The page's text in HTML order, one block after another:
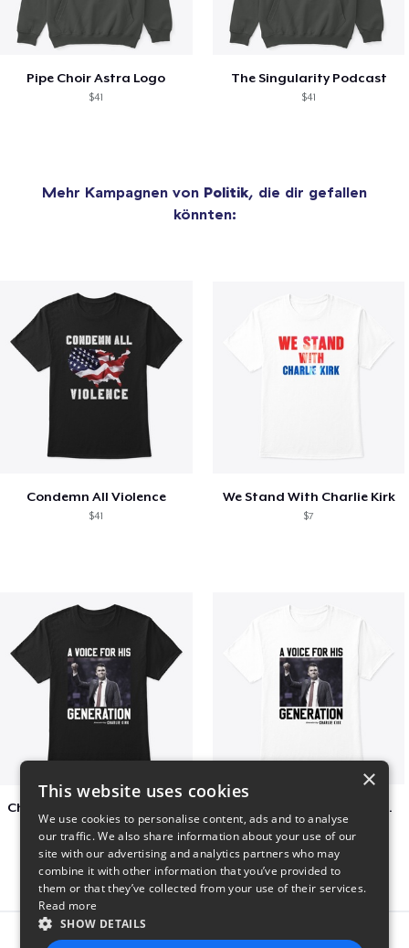
Pipe Choir Astra Logo
$41
The Singularity Podcast
$41
Mehr Kampagnen von Politik, die dir gefallen
könnten:
Condemn All Violence
$41
We Stand With Charlie Kirk
$7
$41
Charlie Kirk A Voice For His Generation
$7
Report this product
×
This website uses cookies
We use cookies to personalise content, ads and to analyse
our traffic. We also share information about your use of our
site with our advertising and analytics partners who may
combine it with other information that you’ve provided to
them or that they’ve collected from your use of their services.
Read more
SHOW DETAILS